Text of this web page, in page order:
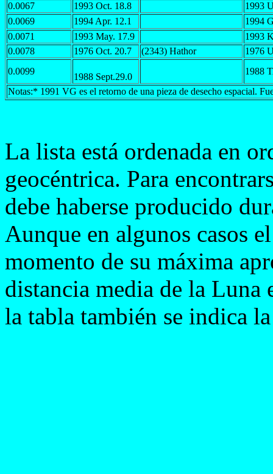
0.0067
1993 Oct. 18.8
1993
0.0069
1994 Apr. 12.1
1994
0.0071
1993 May. 17.9
1993
0.0078
1976 Oct. 20.7 (2343) Hathor
1976
0.0099
1988 Sept.29.0
1988
Notas:* 1991 VG es el retorno de una pieza de desecho espacial.
La lista está ordenada en
geocéntrica. Para
debe haberse producido
Aunque en algunos casos
momento de su máxima
distancia media de la
la tabla también se indica